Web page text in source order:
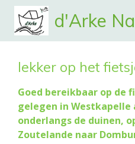
direct
naar
hoofdinhoud
d'Arke
lekker op het
Goed bereikbaar op de
gelegen in Westkapelle
onderlangs de duinen,
Zoutelande naar